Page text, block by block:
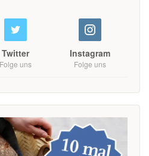
Twitter
Folge uns
Instagram
Folge uns